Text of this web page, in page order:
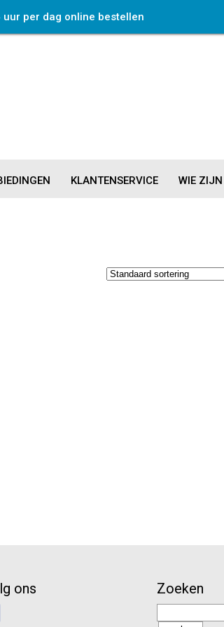
uur per dag online bestellen
KLANTENSERVICE WIE
ons Zoeken